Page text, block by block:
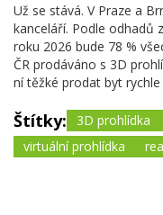
Už se stává. V Praze a
kanceláří. Podle odhadů
roku 2026 bude 78 %
ČR prodáváno s 3D
ní těžké prodat byt
Štítky: 3D prohlídka
virtuální prohlídka